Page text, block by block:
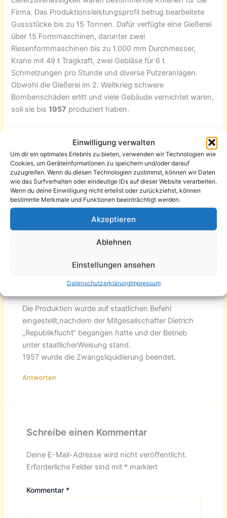
Einwilligung verwalten
Um dir ein optimales Erlebnis zu bieten, verwenden wir Technologien wie
Cookies, um Geräteinformationen zu speichern und/oder darauf
zuzugreifen. Wenn du diesen Technologien zustimmst, können wir Daten
wie das Surfverhalten oder eindeutige IDs auf dieser Website verarbeiten.
Wenn du deine Einwilligung nicht erteilst oder zurückziehst, können
bestimmte Merkmale und Funktionen beeinträchtigt werden.
Akzeptieren
Ablehnen
Einstellungen ansehen
DatenschutzerklärungImpressum
Firma. Das Produktionsleistungsprofil betrug bearbeitete
Gussstücke bis zu 15 Tonnen. Dafür verfügte eine Gießerei
über 15 Formmaschinen, darunter zwei
Riesenformmaschinen bis zu 1.000 mm Durchmesser,
Krane mit 49 t Tragkraft, zwei Gebläse für 6 t
Schmelzungen pro Stunde und diverse Putzeranlagen.
Obwohl die Gießerei im 2. Weltkrieg schwere
Bombenschäden erlitt und viele Gebäude vernichtet waren,
soll sie bis1957 produziert haben.
nutzt die Dampfwäscherei Nachtigal die Gebäude bis in die
Gegenwart.
1 Kommentar zu „Die Eisengießerei Carl Ernst Seidel“
Gießerei Dietrich und Göhler
Die Produktion wurde auf staatlichen Befehl
eingestellt,nachdem der Mitgesellschafter Dietrich
„Republikflucht“ begangen hatte und der Betrieb
unter staatlicherWeisung stand.
1957 wurde die Zwangsliquidierung beendet.
Antworten
Schreibe einen Kommentar
Deine E-Mail-Adresse wird nicht veröffentlicht.
Erforderliche Felder sind mit *markiert
Kommentar *